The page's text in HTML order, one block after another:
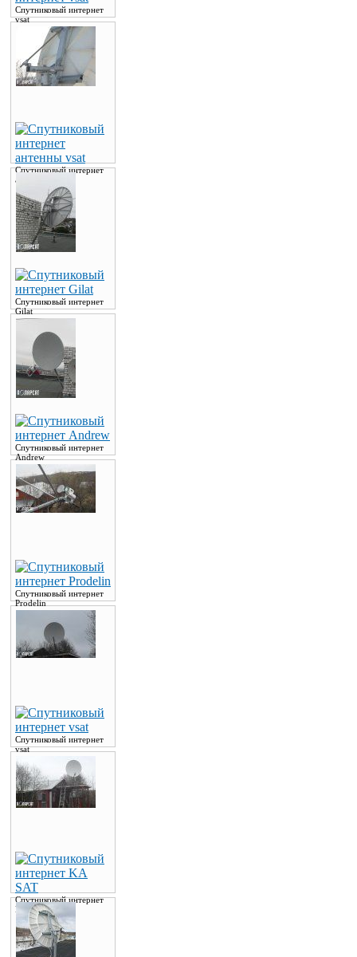
Спутниковый интернет
vsat
Спутниковый интернет
антенны vsat
Спутниковый интернет
Gilat
Спутниковый интернет
Andrew
Спутниковый интернет
Prodelin
Спутниковый интернет
vsat
Спутниковый интернет
KA SAT